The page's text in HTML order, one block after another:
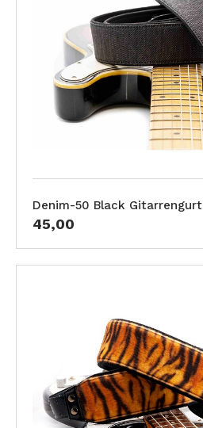
Denim-50 Black Gitarrengurt
45,00